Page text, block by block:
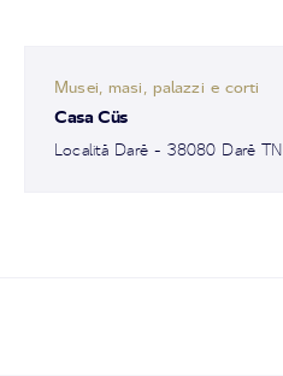
Musei, masi, palazzi e corti
Casa Cüs
Località Darè - 38080 Darè TN